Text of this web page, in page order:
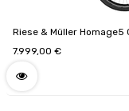
Riese & Müller
500 / 800 Wh / Comfort kit / Option GX /
7.999,00 €